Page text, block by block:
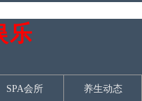
乐
SPA会所 养生动态